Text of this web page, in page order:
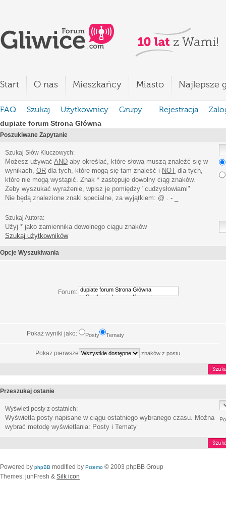
Start O nas Mieszkańcy Miasto Najlepsze
FAQ Szukaj Użytkownicy Grupy Rejestracja
dupiate forum Strona Główna
Poszukiwane Zapytanie
Szukaj Słów Kluczowych:
Możesz używać AND aby określać, które słowa muszą znaleźć się w
wynikach, OR dla tych, które mogą się tam znaleść i NOT dla tych,
które nie mogą wystąpić. Znak * zastępuje dowolny ciąg znaków.
Żeby wyszukać wyrażenie, wpisz je pomiędzy "cudzysłowiami"
Nie będą znalezione znaki specialne, za wyjątkiem: @ . - _
Szukaj Autora:
Użyj * jako zamiennika dowolnego ciągu znaków
Szukaj użytkowników
Opcje Wyszukiwania
Forum:
Pokaż wyniki jako: Posty Tematy
Pokaż pierwsze znaków z postu
Przeszukaj ostanie
Wyświetl posty z ostatnich:
Wyświetla posty napisane w ciągu ostatniego wybranego czasu. Można
wybrać metodę wyświetlania: Posty i Tematy
Powered by phpBB modified by Przemo © 2003 phpBB Group
Themes: junFresh & Silk icon